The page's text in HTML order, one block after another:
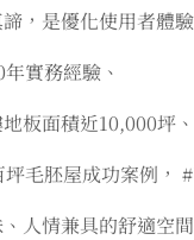
，是優化使用者體驗
實務經驗、
板面積近10,000坪、
毛胚屋成功案例，
人情兼具的舒適空間